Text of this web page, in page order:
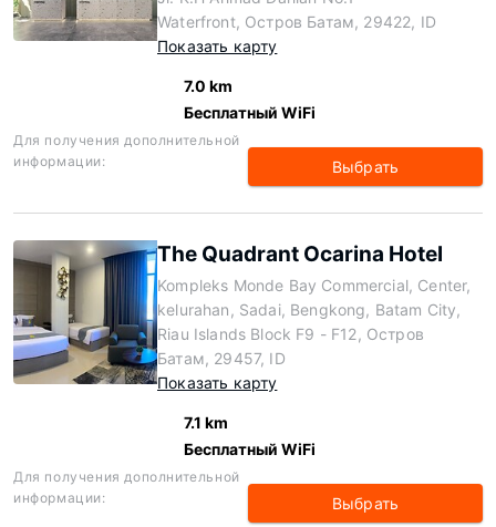
Waterfront, Остров Батам, 29422, ID
Показать карту
7.0 km
Бесплатный WiFi
Для получения дополнительной
информации:
Выбрать
The Quadrant Ocarina Hotel
Kompleks Monde Bay Commercial, Center,
kelurahan, Sadai, Bengkong, Batam City,
Riau Islands Block F9 - F12, Остров
Батам, 29457, ID
Показать карту
7.1 km
Бесплатный WiFi
Для получения дополнительной
информации:
Выбрать